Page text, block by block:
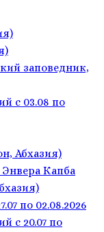
заповедник,
с 03.08 по
Абхазия)
Капба
по 02.08.2026
с 20.07 по